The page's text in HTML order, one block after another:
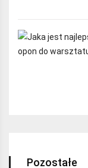
Pozostałe